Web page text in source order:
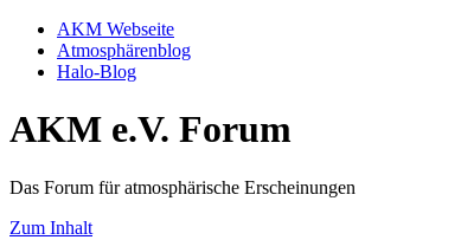
AKM Webseite
Atmosphärenblog
Halo-Blog
AKM e.V. Forum
Das Forum für atmosphärische Erscheinungen
Zum Inhalt